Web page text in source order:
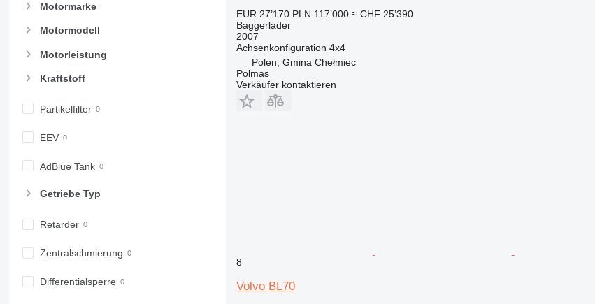
Motormarke
Motormodell
Motorleistung
Kraftstoff
Partikelfilter
EEV
AdBlue Tank
Getriebe Typ
Retarder
Zentralschmierung
Differentialsperre
EUR 27’170 PLN 117’000 ≈ CHF 25’390
Baggerlader
2007
Achsenkonfiguration 4x4
Polen, Gmina Chełmiec
Polmas
Verkäufer kontaktieren
8
Volvo BL70